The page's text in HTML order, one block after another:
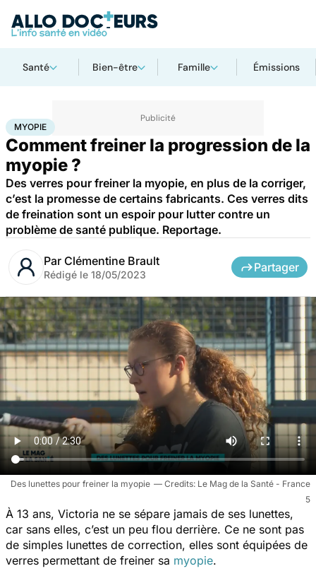
Santé Bien-être Famille Émissions
AccueilSanté
MYOPIE
Comment freiner la progression de la
myopie ?
Des verres pour freiner la myopie, en plus de la corriger,
c’est la promesse de certains fabricants. Ces verres dits
de freination sont un espoir pour lutter contre un
problème de santé publique. Reportage.
Par Clémentine Brault
Rédigé le 18/05/2023
Partager
Des lunettes pour freiner la myopie
Le Mag de la Santé - France
5
À 13 ans, Victoria ne se sépare jamais de ses lunettes,
car sans elles, c’est un peu flou derrière. Ce ne sont pas
de simples lunettes de correction, elles sont équipées de
verres permettant de freiner sa myopie.